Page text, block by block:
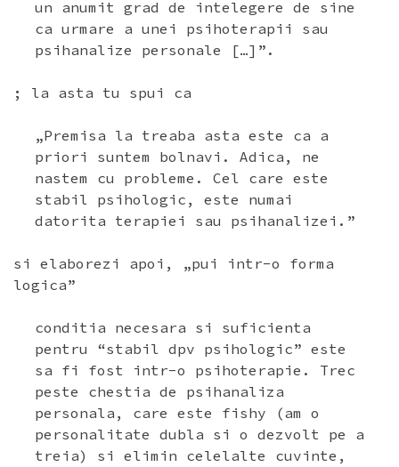
un anumit grad de intelegere de sine
ca urmare a unei psihoterapii sau
psihanalize personale […]”.
; la asta tu spui ca
„Premisa la treaba asta este ca a
priori suntem bolnavi. Adica, ne
nastem cu probleme. Cel care este
stabil psihologic, este numai
datorita terapiei sau psihanalizei.”
si elaborezi apoi, „pui intr-o forma
logica”
conditia necesara si suficienta
pentru “stabil dpv psihologic” este
sa fi fost intr-o psihoterapie. Trec
peste chestia de psihanaliza
personala, care este fishy (am o
personalitate dubla si o dezvolt pe a
treia) si elimin celelalte cuvinte,